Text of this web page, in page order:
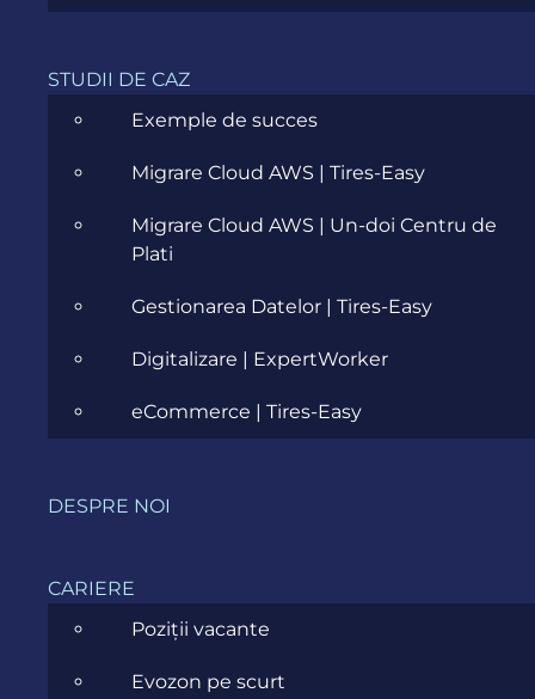
TECHNOLOGII ȘI
FRAMEWORK-URI PENTRU
DEZVOLTARE FRONTEND
STUDII DE CAZ
Exemple de succes
Migrare Cloud AWS | Tires-Easy
Migrare Cloud AWS | Un-doi Centru de
Plati
Gestionarea Datelor | Tires-Easy
Digitalizare | ExpertWorker
eCommerce | Tires-Easy
DESPRE NOI
CARIERE
Poziții vacante
Evozon pe scurt